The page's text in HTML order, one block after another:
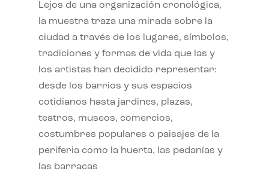
Lejos de una organización cronológica,
la muestra traza una mirada sobre la
ciudad a través de los lugares, símbolos,
tradiciones y formas de vida que las y
los artistas han decidido representar:
desde los barrios y sus espacios
cotidianos hasta jardines, plazas,
teatros, museos, comercios,
costumbres populares o paisajes de la
periferia como la huerta, las pedanías y
las barracas